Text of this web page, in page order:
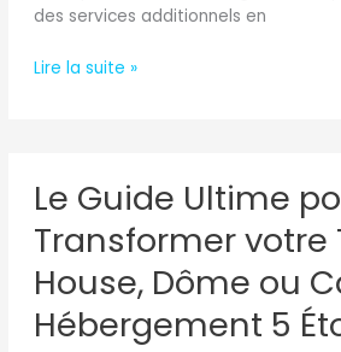
des services additionnels en
Lire la suite »
Le Guide Ultime
Transformer votre
House, Dôme ou
Hébergement 5
Guide
Ultime
pour
Transformer
votre
Tiny